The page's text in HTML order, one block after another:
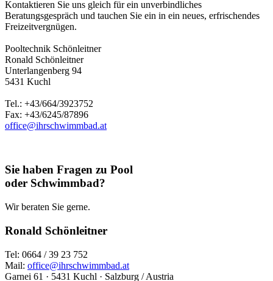
Kontaktieren Sie uns gleich für ein unverbindliches
Beratungsgespräch und tauchen Sie ein in ein neues, erfrischendes
Freizeitvergnügen.
Pooltechnik Schönleitner
Ronald Schönleitner
Unterlangenberg 94
5431 Kuchl
Tel.: +43/664/3923752
Fax: +43/6245/87896
office@ihrschwimmbad.at
Sie haben Fragen zu Pool
oder Schwimmbad?
Wir beraten Sie gerne.
Ronald Schönleitner
Tel: 0664 / 39 23 752
Mail: office@ihrschwimmbad.at
Garnei 61 · 5431 Kuchl · Salzburg / Austria